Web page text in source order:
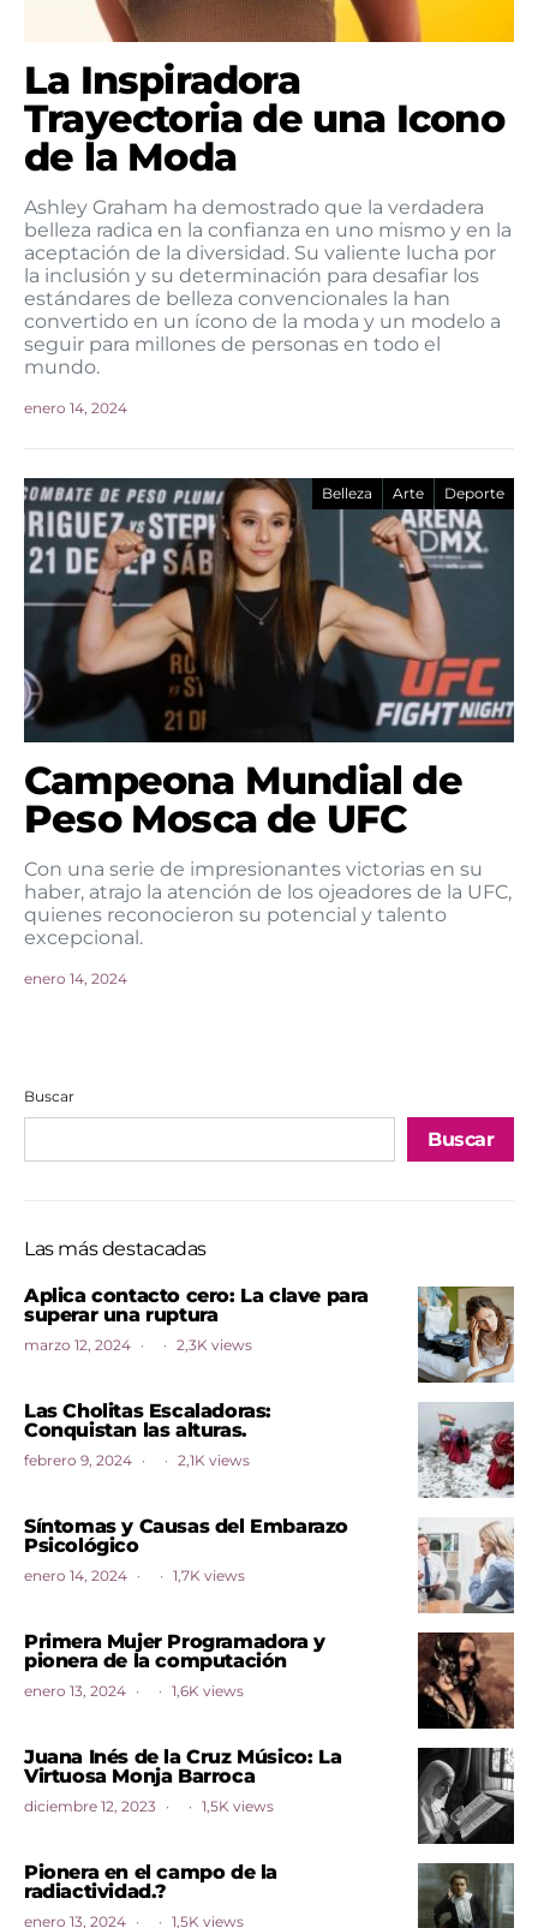
La Inspiradora
Trayectoria de una Icono
de la Moda
Ashley Graham ha demostrado que la verdadera
belleza radica en la confianza en uno mismo y en la
aceptación de la diversidad. Su valiente lucha por
la inclusión y su determinación para desafiar los
estándares de belleza convencionales la han
convertido en un ícono de la moda y un modelo a
seguir para millones de personas en todo el
mundo.
enero 14, 2024
Belleza Arte Deporte
Campeona Mundial de
Peso Mosca de UFC
Con una serie de impresionantes victorias en su
haber, atrajo la atención de los ojeadores de la UFC,
quienes reconocieron su potencial y talento
excepcional.
enero 14, 2024
Buscar
Buscar
Las más destacadas
Aplica contacto cero: La clave para
superar una ruptura
marzo 12, 2024 2,3K views
Las Cholitas Escaladoras:
Conquistan las alturas.
febrero 9, 2024 2,1K views
Síntomas y Causas del Embarazo
Psicológico
enero 14, 2024 1,7K views
Primera Mujer Programadora y
pionera de la computación
enero 13, 2024 1,6K views
Juana Inés de la Cruz Músico: La
Virtuosa Monja Barroca
diciembre 12, 2023 1,5K views
Pionera en el campo de la
radiactividad.?
enero 13, 2024 1,5K views